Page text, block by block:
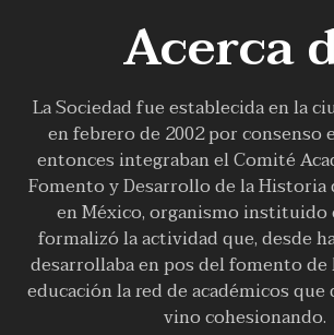
Acerca
La Sociedad fue establecida en la
en febrero de 2002 por consenso
entonces integraban el Comité
Fomento y Desarrollo de la Historia
en México, organismo instituido
formalizó la actividad que, desde
desarrollaba en pos del fomento
educación la red de académicos
vino cohesionando.